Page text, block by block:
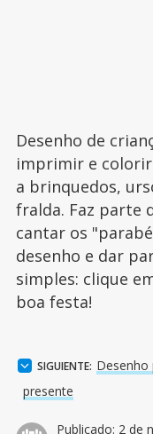
Desenho de
imprimir e colorir
a brinquedos,
fralda. Faz parte
cantar os
desenho e dar
simples: clique
boa festa!
SIGUIENTE: Desenho
presente
Publicado: 2 de